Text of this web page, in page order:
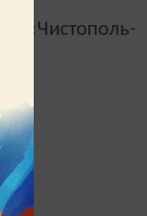
«Чистополь-